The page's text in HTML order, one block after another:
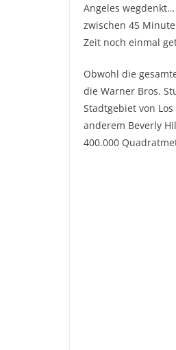
Angeles
zwischen 45
Zeit noch einmal
Obwohl die
die Warner Bros.
Stadtgebiet von
anderem Beverly
400.000